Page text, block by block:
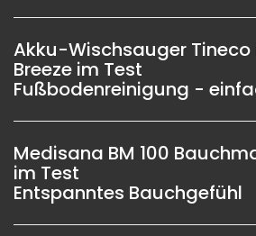
Akku-Wischsauger Tineco
Breeze im Test
Fußbodenreinigung -
Medisana BM 100
im Test
Entspanntes Bauchgefühl